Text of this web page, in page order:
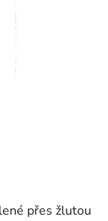
přes žlutou